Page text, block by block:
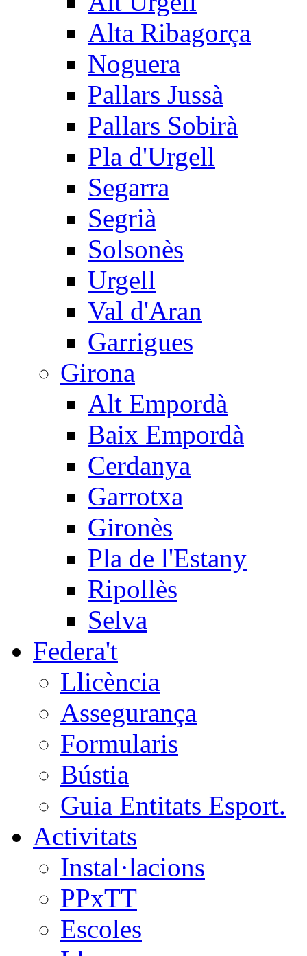
Alta Ribagorça
Noguera
Pallars Jussà
Pallars Sobirà
Pla d'Urgell
Segarra
Segrià
Solsonès
Urgell
Val d'Aran
Garrigues
Girona
Alt Empordà
Baix Empordà
Cerdanya
Garrotxa
Gironès
Pla de l'Estany
Ripollès
Selva
Federa't
Llicència
Assegurança
Formularis
Bústia
Guia Entitats Esport.
Activitats
Instal·lacions
PPxTT
Escoles